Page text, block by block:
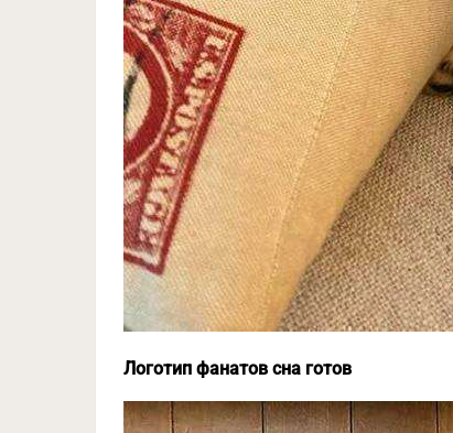
Логотип фанатов сна готов